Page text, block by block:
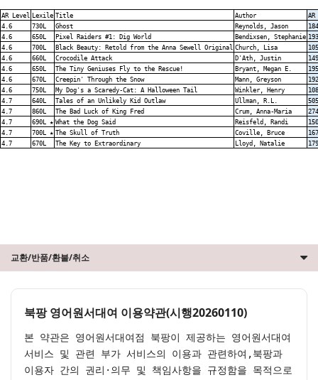
AR Level Lexile Title Author
4.6
730L Ghost Reynolds, Jason
4.6
650L Pixel Raiders #1: Dig World Bendixsen, Stephanie
4.6
700L Black Beauty: Retold from the Anna Sewell Original Church, Lisa
4.6
660L Crocodile Attack D'Ath, Justin
4.6
650L The Tiny Geniuses Fly to the Rescue! Bryant, Megan E.
4.6
670L Creepin' Through the Snow Mann, Greyson
4.6
750L My Dog's a Scaredy-Cat: A Halloween Tail Winkler, Henry
4.7
640L Tales of an Unlikely Kid Outlaw Ullman, R.L.
4.7
860L The Bad Luck of King Fred Crum, Anna-Maria
4.7
690L ★ What the Dog Said Reisfeld, Randi
4.7
700L ★ The Skull of Truth Coville, Bruce
4.7
670L The Key to Extraordinary Lloyd, Natalie
교환/반품/환불/취소
북팡 영어원서대여 이용약관(시행20260110)
본 약관은 영어원서대여점 북팡이 제공하는 영어원서대여
서비스 및 관련 부가 서비스의 이용과 관련하여,북팡과
이용자 간의 권리·의무 및 책임사항을 규정함을 목적으로